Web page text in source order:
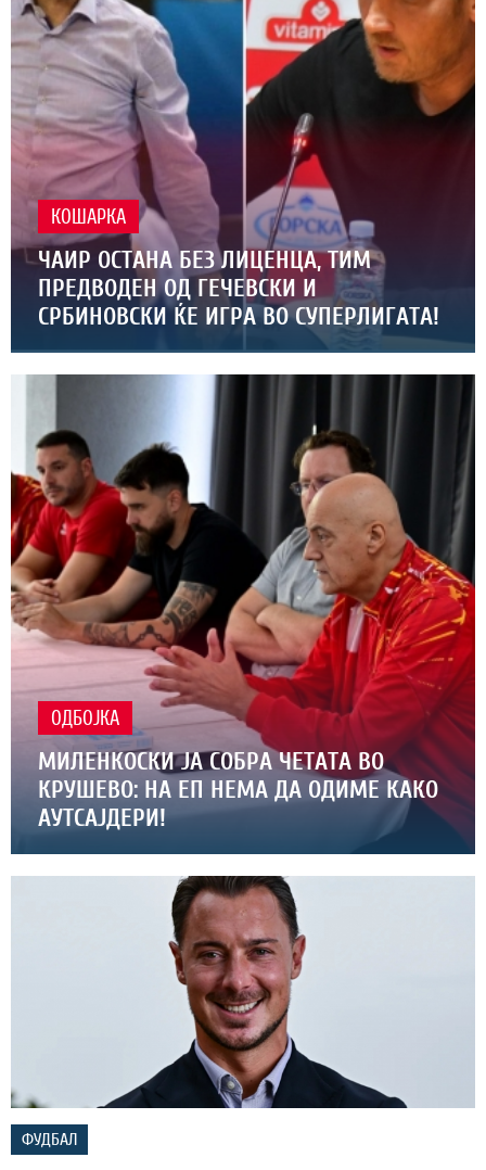
КОШАРКА
ЧАИР ОСТАНА БЕЗ ЛИЦЕНЦА, ТИМ
ПРЕДВОДЕН ОД ГЕЧЕВСКИ И
СРБИНОВСКИ ЌЕ ИГРА ВО СУПЕРЛИГАТА!
ОДБОЈКА
МИЛЕНКОСКИ ЈА СОБРА ЧЕТАТА ВО
КРУШЕВО: НА ЕП НЕМА ДА ОДИМЕ КАКО
АУТСАЈДЕРИ!
ФУДБАЛ